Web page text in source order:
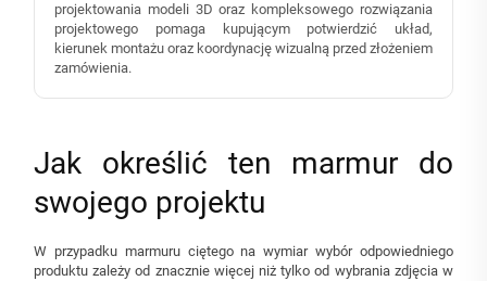
projektowania modeli 3D oraz kompleksowego rozwiązania
projektowego pomaga kupującym potwierdzić układ,
kierunek montażu oraz koordynację wizualną przed złożeniem
zamówienia.
Jak określić ten marmur do
swojego projektu
W przypadku marmuru ciętego na wymiar wybór odpowiedniego
produktu zależy od znacznie więcej niż tylko od wybrania zdjęcia w